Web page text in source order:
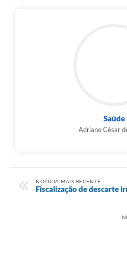
Saúde
Adriano César
NOTÍCIA MAIS RECENTE
Fiscalização de descarte